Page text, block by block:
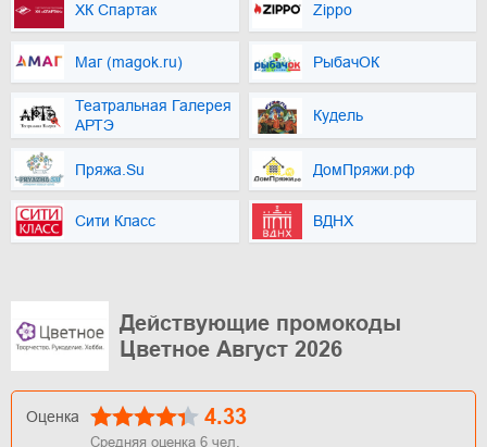
ХК Спартак Zippo
Маг (magok.ru) РыбачОК
Театральная Галерея
АРТЭ
Кудель
Пряжа.Su ДомПряжи.рф
Сити Класс ВДНХ
Действующие промокоды
Цветное Август 2026
Оценка 4.33
Средняя оценка 6 чел.